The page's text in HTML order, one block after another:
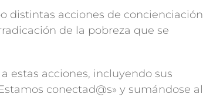
distintas acciones de concienciación
de la pobreza que se
estas acciones, incluyendo sus
conectad@s» y sumándose al